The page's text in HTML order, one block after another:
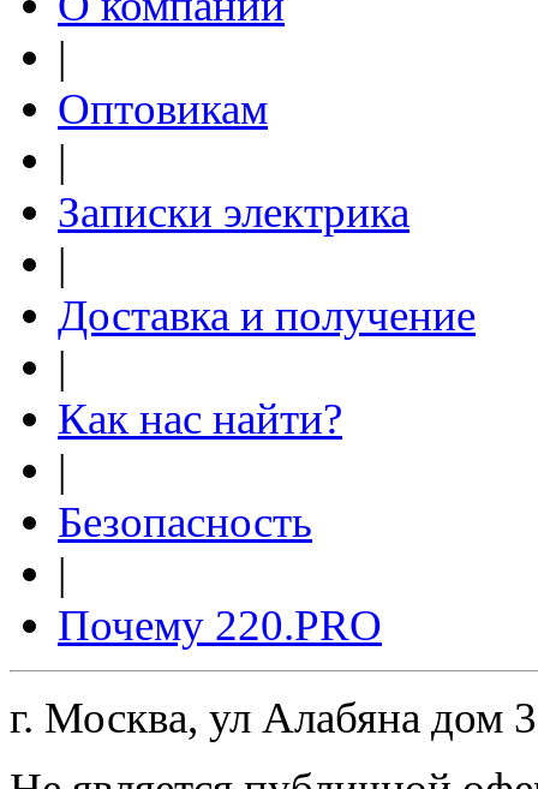
|
Оптовикам
|
Записки электрика
|
Доставка и получение
|
Как нас найти?
|
Безопасность
|
Почему 220.PRO
г. Москва, ул Алабяна дом